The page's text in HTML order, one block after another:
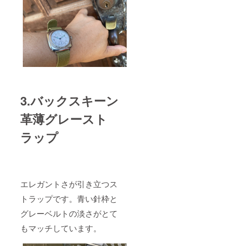
3.バックスキーン
革薄グレースト
ラップ
エレガントさが引き立つス
トラップです。青い針枠と
グレーベルトの淡さがとて
もマッチしています。